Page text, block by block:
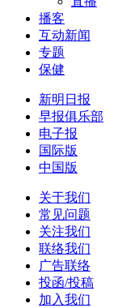
播客
互动新闻
专题
保健
新明日报
早报俱乐部
电子报
国际版
中国版
关于我们
常见问题
关注我们
联络我们
广告联络
投函/投稿
加入我们